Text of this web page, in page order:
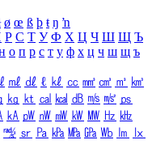
ø œ ß þ ŧ ŋ ŉ
Р С Т У Ф Х Ц Ч Ш Щ Ъ
о п р с т у ф х ц ч ш щ ъ
㎖ ㎗ ℓ ㎘ ㏄ ㎣ ㎤ ㎥ ㎦
㎏ ㏏ ㎈ ㎉ ㏈ ㎧ ㎨ ㎰
㎄ ㎺ ㎻ ㎽ ㎾ ㎿ ㎐ ㎑
㎯ ㏛ ㎩ ㎪ ㎫ ㎬ ㏝ ㏐
㏓